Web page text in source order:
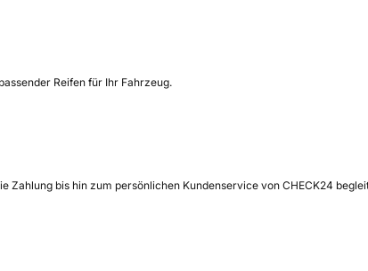
Reifen für Ihr Fahrzeug.
Zahlung bis hin zum persönlichen Kundenservice von CHECK24